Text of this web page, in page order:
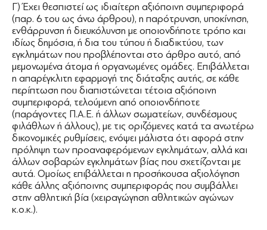
Γ) Έχει θεσπιστεί ως ιδιαίτερη αξιόποινη συμπεριφορά
(παρ. 6 του ως άνω άρθρου), η παρότρυνση, υποκίνηση,
ενθάρρυνση ή διευκόλυνση με οποιονδήποτε τρόπο και
ιδίως δημόσια, ή δια του τύπου ή διαδικτύου, των
εγκλημάτων που προβλέπονται στο άρθρο αυτό, από
μεμονωμένα άτομα ή οργανωμένες ομάδες. Επιβάλλεται
η απαρέγκλιτη εφαρμογή της διάταξης αυτής, σε κάθε
περίπτωση που διαπιστώνεται τέτοια αξιόποινη
συμπεριφορά, τελούμενη από οποιονδήποτε
(παράγοντες Π.Α.Ε. ή άλλων σωματείων, συνδέσμους
φιλάθλων ή άλλους), με τις οριζόμενες κατά τα ανωτέρω
δικονομικές ρυθμίσεις, ενόψει μάλιστα ότι αφορά στην
πρόληψη των προαναφερόμενων εγκλημάτων, αλλά και
άλλων σοβαρών εγκλημάτων βίας που σχετίζονται με
αυτά. Ομοίως επιβάλλεται η προσήκουσα αξιολόγηση
κάθε άλλης αξιόποινης συμπεριφοράς που συμβάλλει
στην αθλητική βία (χειραγώγηση αθλητικών αγώνων
κ.ο.κ.).